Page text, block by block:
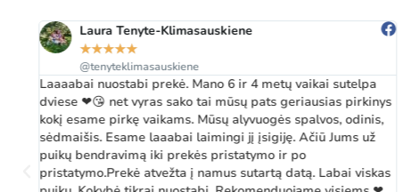
Laura Tenyte-Klimasauskiene
★★★★★
@tenyteklimasauskiene
Laaaabai nuostabi prekė. Mano 6 ir 4 metų vaikai sutelpa
dviese ❤😘 net vyras sako tai mūsų pats geriausias pirkinys
kokį esame pirkę vaikams. Mūsų alyvuogės spalvos, odinis,
sėdmaišis. Esame laaabai laimingi jį įsigiję. Ačiū Jums už
puikų bendravimą iki prekės pristatymo ir po
pristatymo.Prekė atvežta į namus sutartą datą. Labai viskas